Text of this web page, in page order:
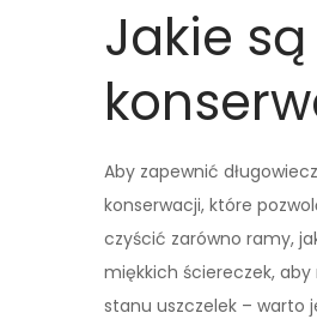
Jakie
Aby zapewnić
konserwacji, które
czyścić zarówno ramy,
miękkich ściereczek,
stanu uszczelek – warto